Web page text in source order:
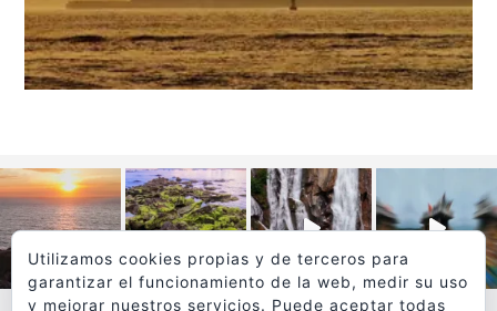
Utilizamos cookies propias y de terceros para
garantizar el funcionamiento de la web, medir su uso
y mejorar nuestros servicios. Puede aceptar todas